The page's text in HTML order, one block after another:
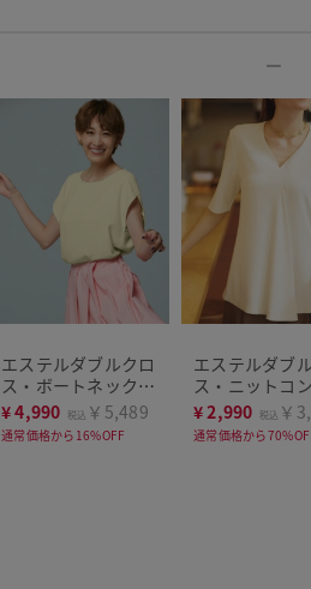
エステルダブルクロ
ス・ボートネックブ
ラウス
¥4,990 税込 ￥5,489
通常価格から16%OFF
エステルダブ
ス・ニットコ
ラウス
¥2,990 税込 ￥
通常価格から